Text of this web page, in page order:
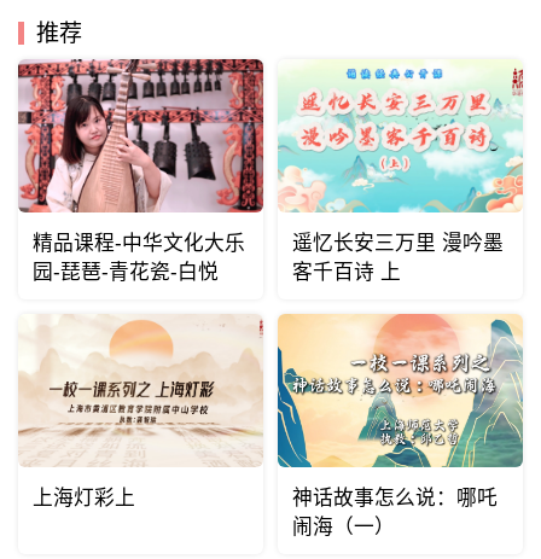
推荐
精品课程-中华文化大乐
园-琵琶-青花瓷-白悦
遥忆长安三万里 漫吟墨
客千百诗 上
上海灯彩上
神话故事怎么说：哪吒
闹海（一）